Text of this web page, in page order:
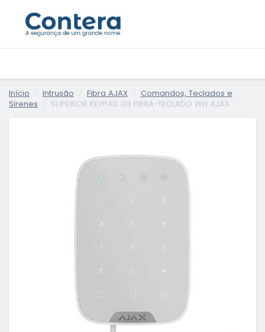
Início Intrusão Fibra AJAX
Comandos, Teclados e
Sirenes
SUPERIOR KEYPAD G3 FIBRA-TECLADO WH AJAX